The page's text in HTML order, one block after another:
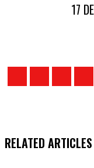
17
RELATED ARTICLES